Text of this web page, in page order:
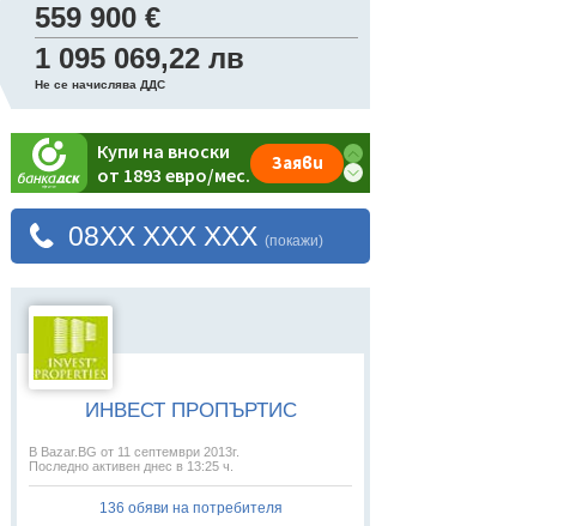
559 900 €
1 095 069,22 лв
Не се начислява ДДС
08XX XXX XXX (покажи)
ИНВЕСТ ПРОПЪРТИС
В Bazar.BG от 11 септември 2013г.
Последно активен днес в 13:25 ч.
136 обяви на потребителя